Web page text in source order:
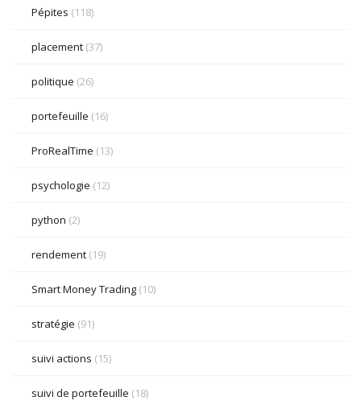
Pépites (118)
placement (37)
politique (26)
portefeuille (16)
ProRealTime (13)
psychologie (12)
python (2)
rendement (19)
Smart Money Trading (10)
stratégie (91)
suivi actions (15)
suivi de portefeuille (18)